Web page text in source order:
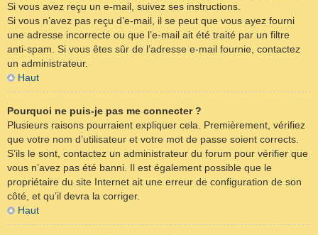
Si vous avez reçu un e-mail, suivez ses instructions.
Si vous n’avez pas reçu d’e-mail, il se peut que vous ayez fourni
une adresse incorrecte ou que l’e-mail ait été traité par un filtre
anti-spam. Si vous êtes sûr de l’adresse e-mail fournie, contactez
un administrateur.
Haut
Pourquoi ne puis-je pas me connecter ?
Plusieurs raisons pourraient expliquer cela. Premièrement, vérifiez
que votre nom d’utilisateur et votre mot de passe soient corrects.
S’ils le sont, contactez un administrateur du forum pour vérifier que
vous n’avez pas été banni. Il est également possible que le
propriétaire du site Internet ait une erreur de configuration de son
côté, et qu’il devra la corriger.
Haut